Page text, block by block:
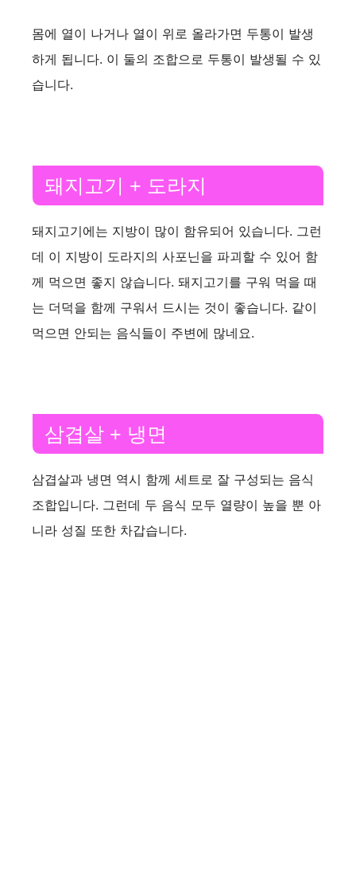
몸에 열이 나거나 열이 위로 올라가면 두통이 발생
하게 됩니다. 이 둘의 조합으로 두통이 발생될 수 있
습니다.
돼지고기 + 도라지
돼지고기에는 지방이 많이 함유되어 있습니다. 그런
데 이 지방이 도라지의 사포닌을 파괴할 수 있어 함
께 먹으면 좋지 않습니다. 돼지고기를 구워 먹을 때
는 더덕을 함께 구워서 드시는 것이 좋습니다. 같이
먹으면 안되는 음식들이 주변에 많네요.
삼겹살 + 냉면
삼겹살과 냉면 역시 함께 세트로 잘 구성되는 음식
조합입니다. 그런데 두 음식 모두 열량이 높을 뿐 아
니라 성질 또한 차갑습니다.